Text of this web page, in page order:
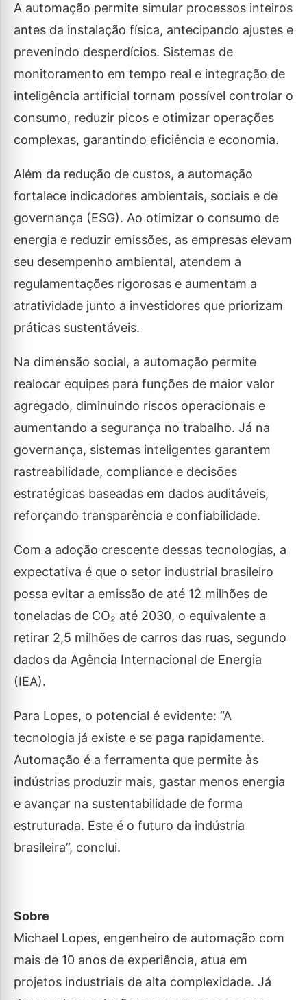
A automação permite simular processos inteiros
antes da instalação física, antecipando ajustes e
prevenindo desperdícios. Sistemas de
monitoramento em tempo real e integração de
inteligência artificial tornam possível controlar o
consumo, reduzir picos e otimizar operações
complexas, garantindo eficiência e economia.
Além da redução de custos, a automação
fortalece indicadores ambientais, sociais e de
governança (ESG). Ao otimizar o consumo de
energia e reduzir emissões, as empresas elevam
seu desempenho ambiental, atendem a
regulamentações rigorosas e aumentam a
atratividade junto a investidores que priorizam
práticas sustentáveis.
Na dimensão social, a automação permite
realocar equipes para funções de maior valor
agregado, diminuindo riscos operacionais e
aumentando a segurança no trabalho. Já na
governança, sistemas inteligentes garantem
rastreabilidade, compliance e decisões
estratégicas baseadas em dados auditáveis,
reforçando transparência e confiabilidade.
Com a adoção crescente dessas tecnologias, a
expectativa é que o setor industrial brasileiro
possa evitar a emissão de até 12 milhões de
toneladas de CO₂ até 2030, o equivalente a
retirar 2,5 milhões de carros das ruas, segundo
dados da Agência Internacional de Energia
(IEA).
Para Lopes, o potencial é evidente: “A
tecnologia já existe e se paga rapidamente.
Automação é a ferramenta que permite às
indústrias produzir mais, gastar menos energia
e avançar na sustentabilidade de forma
estruturada. Este é o futuro da indústria
brasileira”, conclui.
Sobre
Michael Lopes, engenheiro de automação com
mais de 10 anos de experiência, atua em
projetos industriais de alta complexidade. Já